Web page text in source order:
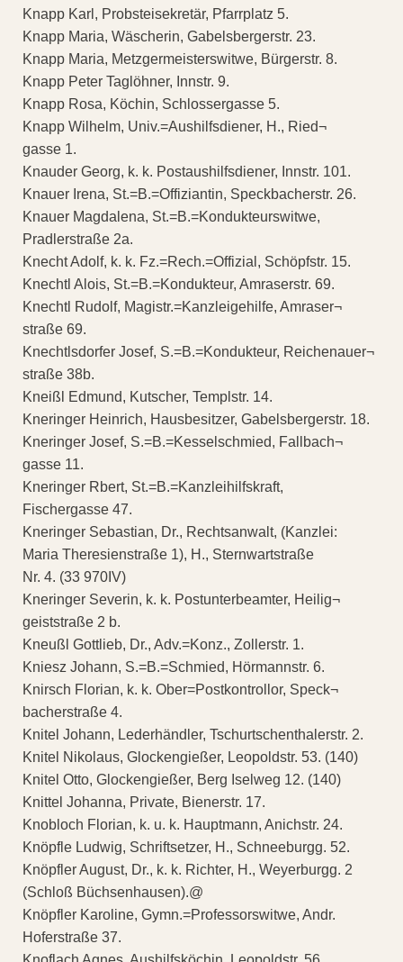
Knapp Karl, Probsteisekretär, Pfarrplatz 5.
Knapp Maria, Wäscherin, Gabelsbergerstr. 23.
Knapp Maria, Metzgermeisterswitwe, Bürgerstr. 8.
Knapp Peter Taglöhner, Innstr. 9.
Knapp Rosa, Köchin, Schlossergasse 5.
Knapp Wilhelm, Univ.=Aushilfsdiener, H., Ried¬
gasse 1.
Knauder Georg, k. k. Postaushilfsdiener, Innstr. 101.
Knauer Irena, St.=B.=Offiziantin, Speckbacherstr. 26.
Knauer Magdalena, St.=B.=Kondukteurswitwe,
Pradlerstraße 2a.
Knecht Adolf, k. k. Fz.=Rech.=Offizial, Schöpfstr. 15.
Knechtl Alois, St.=B.=Kondukteur, Amraserstr. 69.
Knechtl Rudolf, Magistr.=Kanzleigehilfe, Amraser¬
straße 69.
Knechtlsdorfer Josef, S.=B.=Kondukteur, Reichenauer¬
straße 38b.
Kneißl Edmund, Kutscher, Templstr. 14.
Kneringer Heinrich, Hausbesitzer, Gabelsbergerstr. 18.
Kneringer Josef, S.=B.=Kesselschmied, Fallbach¬
gasse 11.
Kneringer Rbert, St.=B.=Kanzleihilfskraft,
Fischergasse 47.
Kneringer Sebastian, Dr., Rechtsanwalt, (Kanzlei:
Maria Theresienstraße 1), H., Sternwartstraße
Nr. 4. (33 970IV)
Kneringer Severin, k. k. Postunterbeamter, Heilig¬
geiststraße 2 b.
Kneußl Gottlieb, Dr., Adv.=Konz., Zollerstr. 1.
Kniesz Johann, S.=B.=Schmied, Hörmannstr. 6.
Knirsch Florian, k. k. Ober=Postkontrollor, Speck¬
bacherstraße 4.
Knitel Johann, Lederhändler, Tschurtschenthalerstr. 2.
Knitel Nikolaus, Glockengießer, Leopoldstr. 53. (140)
Knitel Otto, Glockengießer, Berg Iselweg 12. (140)
Knittel Johanna, Private, Bienerstr. 17.
Knobloch Florian, k. u. k. Hauptmann, Anichstr. 24.
Knöpfle Ludwig, Schriftsetzer, H., Schneeburgg. 52.
Knöpfler August, Dr., k. k. Richter, H., Weyerburgg. 2
(Schloß Büchsenhausen).@
Knöpfler Karoline, Gymn.=Professorswitwe, Andr.
Hoferstraße 37.